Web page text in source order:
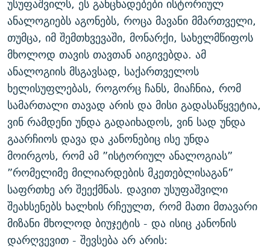
უსუფაშვილს, ეს განცხადებები ისტორიულ
ანალოგიებს აგონებს, როცა მავანი მმართველი,
თუმცა, იმ შემთხვევაში, მონარქი, სახელმწიფოს
მხოლოდ თავის თავთან აიგივებდა. ამ
ანალოგიის მსგავსად, საქართველოს
ხელისუფლებას, როგორც ჩანს, მიაჩნია, რომ
სამართალი თავად არის და მისი გადასაწყვეტია,
ვინ რამდენი უნდა გადაიხადოს, ვინ სად უნდა
გაარჩიოს დავა და კანონებიც ისე უნდა
მოირგოს, რომ ამ ”ისტორიულ ანალოგიას”
”რომელიმე მილიარდების მკეთებლისაგან”
საფრთხე არ შეექმნას. დავით უსუფაშვილი
შეახსენებს ხალხის რჩეულთ, რომ მათი მთავარი
მიზანი მხოლოდ ბიუჯეტის - და ისიც კანონის
დარღვევით - შევსება არ არის: